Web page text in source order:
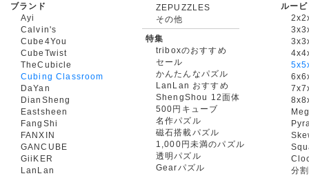
ブランド
Ayi
Calvin's
Cube4You
CubeTwist
TheCubicle
Cubing Classroom
DaYan
DianSheng
Eastsheen
FangShi
FANXIN
GANCUBE
GiiKER
LanLan
ZEPUZZLES
その他
特集
triboxのおすすめ
セール
かんたんなパズル
LanLan おすすめ
ShengShou 12面体
500円キューブ
名作パズル
磁石搭載パズル
1,000円未満のパズル
透明パズル
Gearパズル
ルー
分